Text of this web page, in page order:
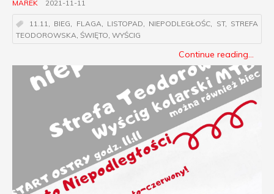
MAREK 2021-11-11
11.11, BIEG, FLAGA, LISTOPAD, NIEPODLEGŁOŚC, ST, STREFA
TEODOROWSKA, ŚWIĘTO, WYŚCIG
Continue reading...